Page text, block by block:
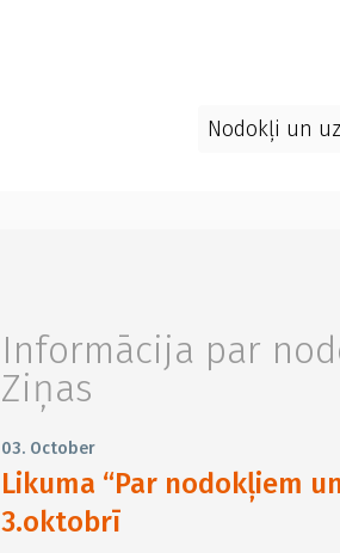
Nodokļi un
Informācija par
Ziņas
03. October
Likuma “Par nodokļiem
3.oktobrī